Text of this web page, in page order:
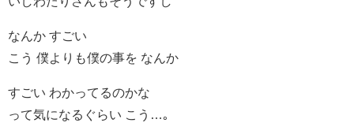
なんか すごい
こう 僕よりも僕の事を なんか
すごい わかってるのかな
って気になるぐらい こう…｡